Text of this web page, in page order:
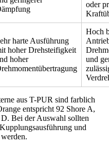
oder
harte Ausführung
hoher Drehsteifigkeit
hoher
Hoch
und
aus T-PUR sind farblich
entspricht 92 Shore A,
Bei der Auswahl sollten
und